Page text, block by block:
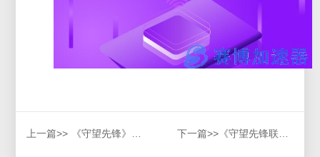
上一篇>> 《守望先锋》麦克雷和新英雄艾什真正关系公布-OW加速器-守望先锋加速器 下一篇>>《守望先锋联赛》2022赛季5月6日开赛，赛博加速器助力挑战职业竞技场